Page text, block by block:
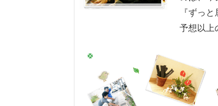
『ずっ
予想以上